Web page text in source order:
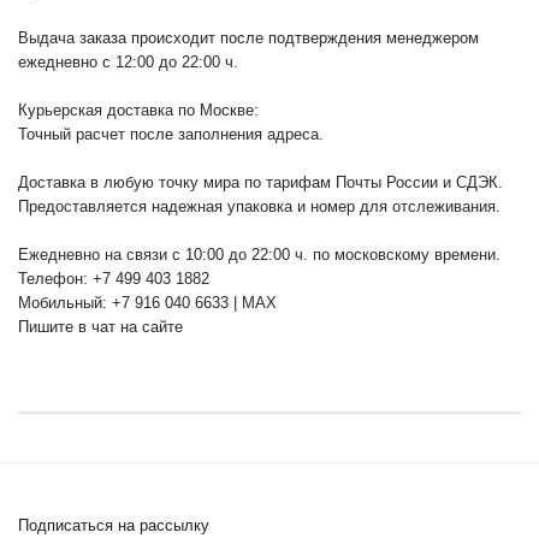
Выдача заказа происходит после подтверждения менеджером
ежедневно с 12:00 до 22:00 ч.
Курьерская доставка по Москве:
Точный расчет после заполнения адреса.
Доставка в любую точку мира по тарифам Почты России и СДЭК.
Предоставляется надежная упаковка и номер для отслеживания.
Ежедневно на связи с 10:00 до 22:00 ч. по московскому времени.
Телефон: +7 499 403 1882
Мобильный: +7 916 040 6633 | MAX
Пишите в чат на сайте
Подписаться на рассылку